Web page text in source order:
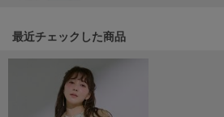
LITTLE UNION TOKYO
リトルユニオン トウキョウ
最近チェックした商品